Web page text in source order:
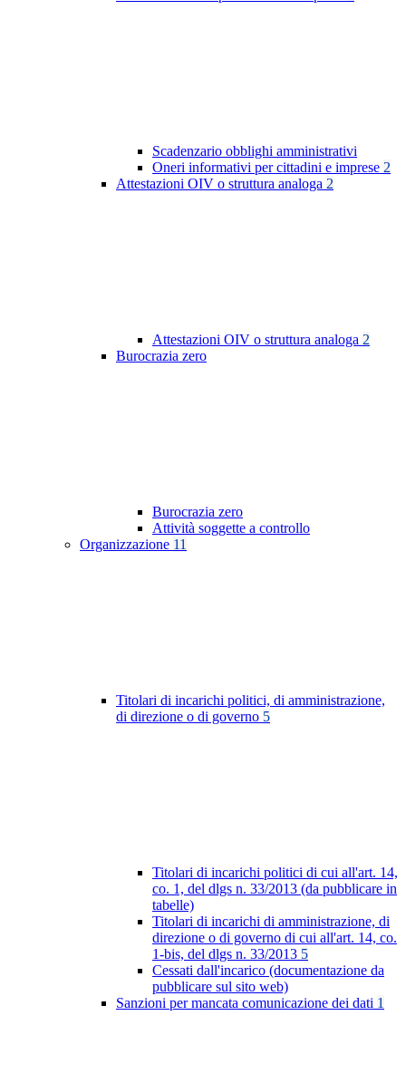
Scadenzario obblighi amministrativi
Oneri informativi per cittadini e imprese 2
Attestazioni OIV o struttura analoga 2
Attestazioni OIV o struttura analoga 2
Burocrazia zero
Burocrazia zero
Attività soggette a controllo
Organizzazione 11
Titolari di incarichi politici, di amministrazione,
di direzione o di governo 5
Titolari di incarichi politici di cui all'art. 14,
co. 1, del dlgs n. 33/2013 (da pubblicare in
tabelle)
Titolari di incarichi di amministrazione, di
direzione o di governo di cui all'art. 14, co.
1-bis, del dlgs n. 33/2013 5
Cessati dall'incarico (documentazione da
pubblicare sul sito web)
Sanzioni per mancata comunicazione dei dati 1